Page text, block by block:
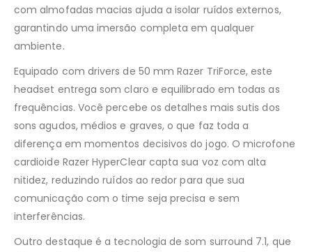
com almofadas macias ajuda a isolar ruídos externos,
garantindo uma imersão completa em qualquer
ambiente.
Equipado com drivers de 50 mm Razer TriForce, este
headset entrega som claro e equilibrado em todas as
frequências. Você percebe os detalhes mais sutis dos
sons agudos, médios e graves, o que faz toda a
diferença em momentos decisivos do jogo. O microfone
cardioide Razer HyperClear capta sua voz com alta
nitidez, reduzindo ruídos ao redor para que sua
comunicação com o time seja precisa e sem
interferências.
Outro destaque é a tecnologia de som surround 7.1, que